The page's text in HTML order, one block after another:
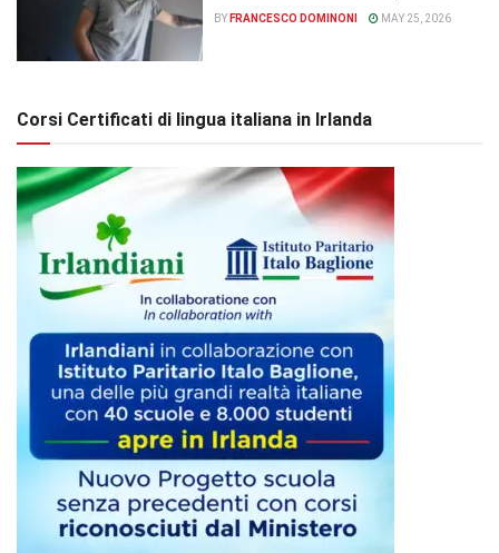
BY FRANCESCO DOMINONI MAY 25, 2026
Corsi Certificati di lingua italiana in Irlanda